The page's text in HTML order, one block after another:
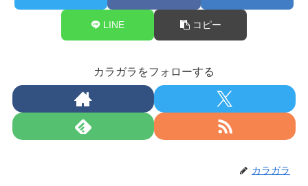
LINE コピー
カラガラをフォローする
カラガラ